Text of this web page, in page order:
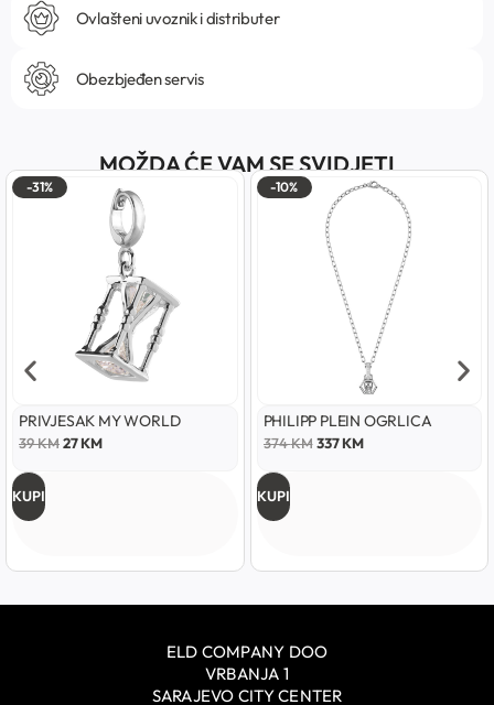
Ovlašteni uvoznik i distributer
Obezbjeđen servis
MOŽDA ĆE VAM SE SVIDJETI
-31%
PRIVJESAK MY WORLD
39KM27KM
KUPI
-10%
PHILIPP PLEIN OGRLICA
374KM 337KM
KUPI
ELD COMPANY DOO
VRBANJA 1
SARAJEVO CITY CENTER